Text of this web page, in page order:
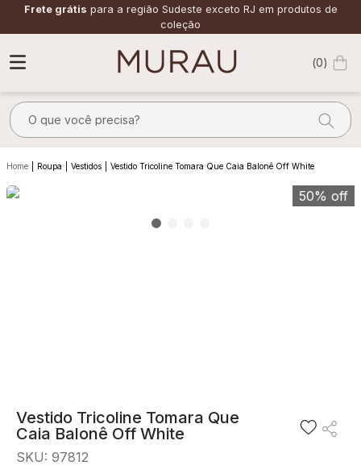
Frete grátis para a região Sudeste exceto RJ em produtos de
coleção
0
O que você precisa?
Roupa Vestidos Vestido Tricoline Tomara Que Caia Balonê Off White
50% off
Vestido Tricoline Tomara Que
Caia Balonê Off White
SKU: 97812
10º off white